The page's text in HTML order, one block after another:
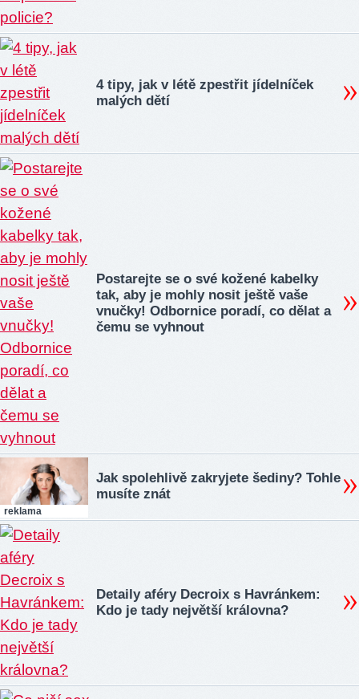
4 tipy, jak v létě zpestřit jídelníček
malých dětí
Postarejte se o své kožené kabelky
tak, aby je mohly nosit ještě vaše
vnučky! Odbornice poradí, co dělat a
čemu se vyhnout
reklama
Jak spolehlivě zakryjete šediny? Tohle
musíte znát
Detaily aféry Decroix s Havránkem:
Kdo je tady největší královna?